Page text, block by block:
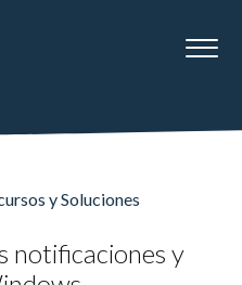
y Soluciones
notificaciones y